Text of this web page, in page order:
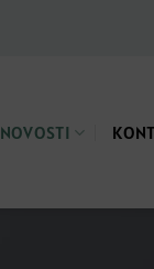
NOVOSTI